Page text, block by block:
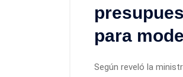
para
Según reveló la